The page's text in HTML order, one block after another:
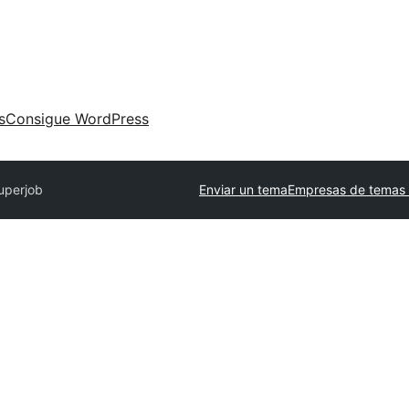
Consigue WordPress
Enviar un temaEmpresas de